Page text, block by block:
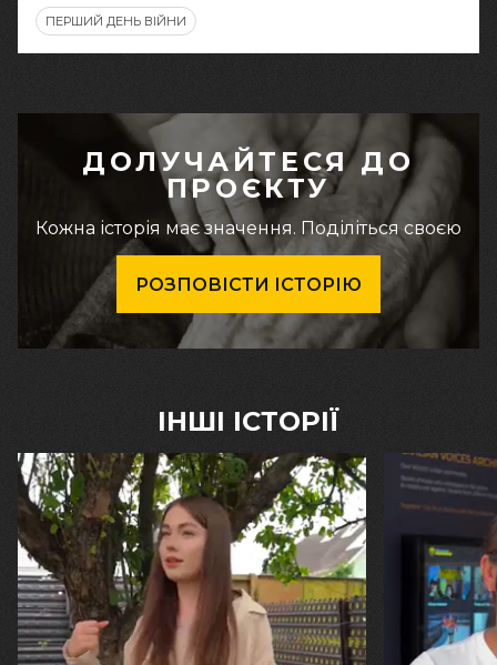
ПЕРШИЙ ДЕНЬ ВІЙНИ
ДОЛУЧАЙТЕСЯ ДО
ПРОЄКТУ
Кожна історія має значення. Поділіться своєю
РОЗПОВІСТИ ІСТОРІЮ
ІНШІ ІСТОРІЇ